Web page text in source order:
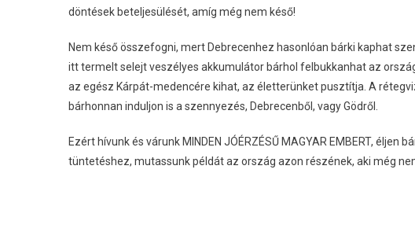
döntések beteljesülését, amíg még nem késő!
Nem késő összefogni, mert Debrecenhez hasonlóan bárki kaphat
itt termelt selejt veszélyes akkumulátor bárhol felbukkanhat az
az egész Kárpát-medencére kihat, az életterünket pusztítja. A
bárhonnan induljon is a szennyezés, Debrecenből, vagy Gödről.
Ezért hívunk és várunk MINDEN JÓÉRZÉSŰ MAGYAR EMBERT,
tüntetéshez, mutassunk példát az ország azon részének, aki még